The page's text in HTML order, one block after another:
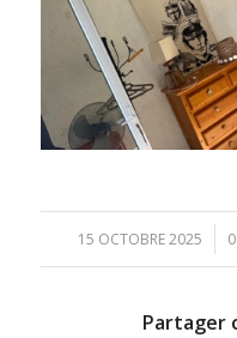
15 OCTOBRE 2025
/
Partager